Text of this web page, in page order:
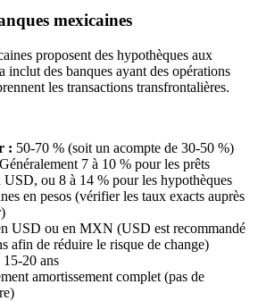
mexicaines
proposent des hypothèques aux
inclut des banques ayant des opérations
les transactions transfrontalières.
: 50-70 % (soit un acompte de 30-50 %)
Généralement 7 à 10 % pour les prêts
USD, ou 8 à 14 % pour les hypothèques
en pesos (vérifier les taux exacts auprès
USD ou en MXN (USD est recommandé
afin de réduire le risque de change)
15-20 ans
amortissement complet (pas de